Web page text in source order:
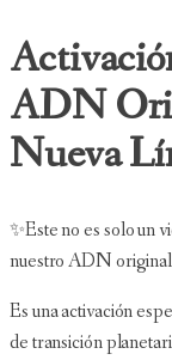
ADN
Nueva
✨Este no es solo un
nuestro ADN
Es una activación
de transición